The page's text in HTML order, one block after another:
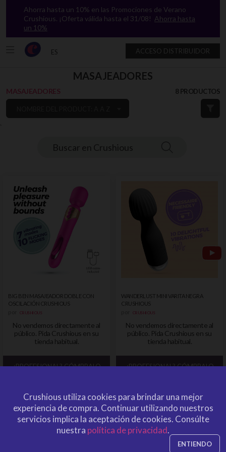
`
Ahorra hasta un 10% en las Promociones de Verano
Crushious. ¡Oferta válida hasta el 31/08! Ahorra hasta
un 10%
ES ACCESO DISTRIBUIDOR
Buscar en Crushious
MASAJEADORES
MASAJEADORES 8 PRODUCTOS
BIG BEN MASAJEADOR DOBLE CON
OSCILACIÓN CRUSHIOUS
CRUSHIOUS
No vendemos directamente al
público. Pida Crushious en su
tienda habitual.
¿PROFESIONAL? CÓMPRALO
WANDERLUST MINI VARITA NEGRA
CRUSHIOUS
CRUSHIOUS
No vendemos directamente al
público. Pida Crushious en su
tienda habitual.
¿PROFESIONAL? CÓMPRALO
Crushious utiliza cookies para brindar una mejor
experiencia de compra. Continuar utilizando nuestros
servicios implica la aceptación de cookies. Consúlte
nuestra política de privacidad.
ENTIENDO